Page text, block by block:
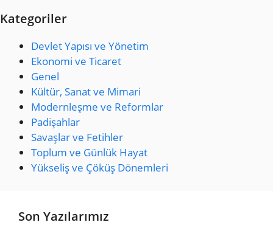
Kategoriler
Devlet Yapısı ve Yönetim
Ekonomi ve Ticaret
Genel
Kültür, Sanat ve Mimari
Modernleşme ve Reformlar
Padişahlar
Savaşlar ve Fetihler
Toplum ve Günlük Hayat
Yükseliş ve Çöküş Dönemleri
Son Yazılarımız